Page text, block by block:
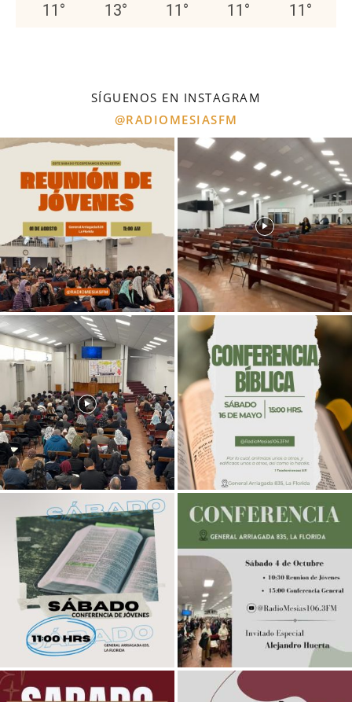
11 ° 13° 11 ° 11 ° 11 °
SÍGUENOS EN INSTAGRAM
@RADIOMESIASFM